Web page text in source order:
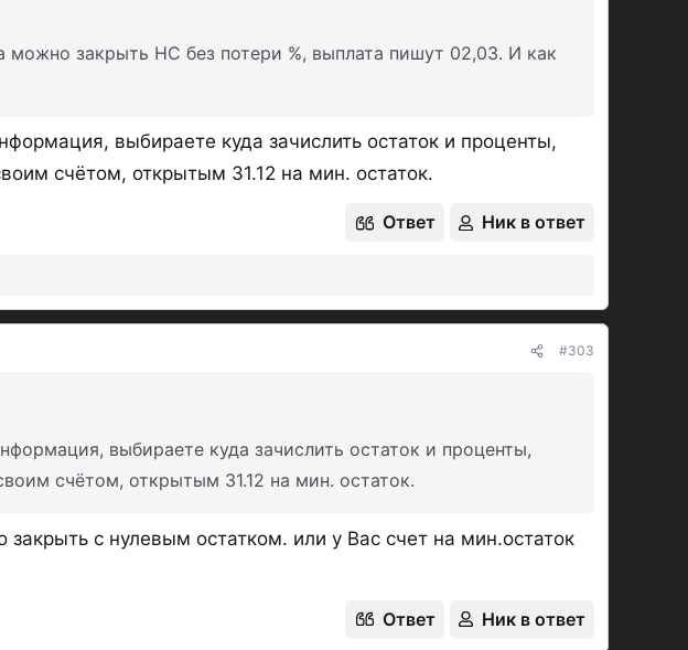
СЧЕТ ПЛЮС, а есть ЛОКО-СЧЕТ, оба на ежедн. остаток.
от 100к до 10 млн.
закрыть НС без потери %, выплата пишут 02,03. И как
выбираете куда зачислить остаток и проценты,
счётом, открытым 31.12 на мин. остаток.
Ответ Ник в ответ
#303
выбираете куда зачислить остаток и проценты,
счётом, открытым 31.12 на мин. остаток.
с нулевым остатком. или у Вас счет на мин.остаток
Ответ Ник в ответ